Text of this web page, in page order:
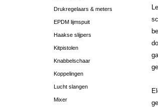
Drukregelaars & meters
EPDM lijmspuit
Haakse slijpers
Kitpistolen
Knabbelschaar
Koppelingen
Lucht slangen
Mixer